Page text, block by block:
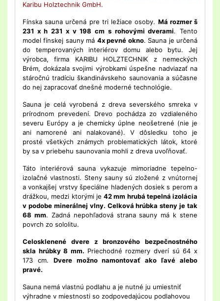
Karibu Holztechnik GmbH.
Fínska sauna určená pre tri ležiace osoby. Má rozmer š
231 x h 231 x v 198 cm s rohovými dverami. Tento
model fínskej sauny má 4x pevné okno. Sauna je určená
do temperovaných interiérov domu alebo bytu. Jej
výrobca, firma KARIBU HOLZTECHNIK z nemeckých
Brém, dokázala svojimi výrobkami úspešne nadviazať na
stáročnú tradíciu škandinávskeho saunovania a súčasne
do nej zapracovať dnešné moderné technológie.
Sauna je celá vyrobená z dreva severského smreka v
prírodnom prevedení. Drevo pochádza zo vzdialeného
severu Európy a je chemicky úplne neošetrené (nie je
ani namorené ani nalakované). V dôsledku toho je
prosté všetkých známych problematických látok, ktoré
by sa v priebehu saunovania mohli z dreva uvoľňovať.
Táto interiérová sauna vykazuje mimoriadne tepelno-
izolačné vlastnosti. Steny sauny sú zložené z vnútornej
a vonkajšej vrstvy špeciálne hladených dosiek s perom a
drážkou, medzi ktorými je 42 mm hrubá tepelná izolácia
v podobe minerálnej vlny. Celková hrúbka steny je tak
68 mm. Zadná nepohľadová strana sauny má k stene
povrch zo sololitu.
Celosklenené dvere z bronzového bezpečnostného
skla hrúbky 8 mm. Priechodné rozmery dverí sú 64 x
173 cm. Dvere možno namontovať ako ľavé alebo
pravé.
Sauna nemá vlastnú podlahu a je nutné ju umiestniť
výhradne v miestnosti so zodpovedajúcou podlahovou